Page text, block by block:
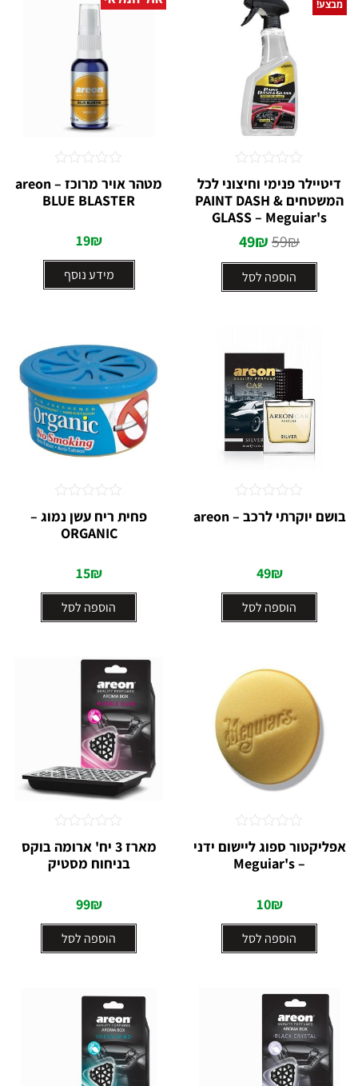
מבצע!
דיטיילר פנימי וחיצוני לכל
המשטחים PAINT DASH &
GLASS – Meguiar's
59₪
49₪
הוספה לסל
0
מתוך
5
מטהר אויר מרוכז – areon
BLUE BLASTER
19₪
מידע נוסף
0
מתוך
בושם יוקרתי לרכב – areon
49₪
הוספה לסל
0
פחית ריח עשן נמוג –
ORGANIC
15₪
הוספה לסל
0
אפליקטור ספוג ליישום ידני
– Meguiar's⁩
10₪
הוספה לסל
0
מתוך
מארז 3 יח' ארומה בוקס
בניחוח מסטיק
99₪
הוספה לסל
0
מתוך